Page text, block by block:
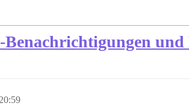
und